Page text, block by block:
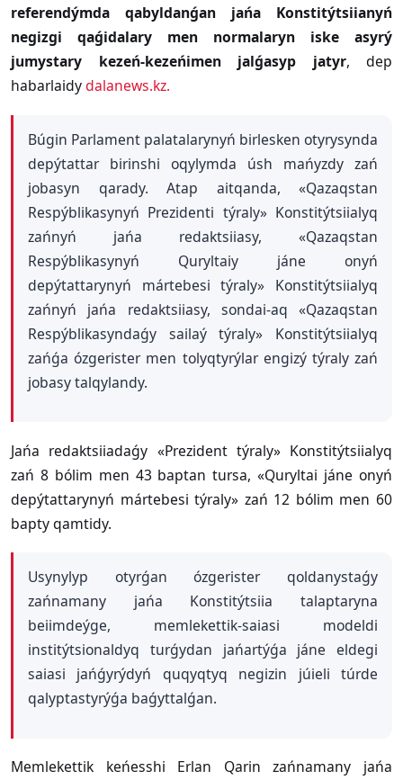
referendýmda qabyldanǵan jańa Konstitýtsiianyń
negizgi qaǵidalary men normalaryn iske asyrý
jumystary kezeń-kezeńimen jalǵasyp jatyr, dep
habarlaidydalanews.kz.
Búgin Parlament palatalarynyń birlesken otyrysynda
depýtattar birinshi oqylymda úsh mańyzdy zań
jobasyn qarady. Atap aitqanda, «Qazaqstan
Respýblikasynyń Prezidenti týraly» Konstitýtsiialyq
zańnyń jańa redaktsiiasy, «Qazaqstan
Respýblikasynyń Quryltaiy jáne onyń
depýtattarynyń mártebesi týraly» Konstitýtsiialyq
zańnyń jańa redaktsiiasy, sondai-aq «Qazaqstan
Respýblikasyndaǵy sailaý týraly» Konstitýtsiialyq
zańǵa ózgerister men tolyqtyrýlar engizý týraly zań
jobasy talqylandy.
Jańa redaktsiiadaǵy «Prezident týraly» Konstitýtsiialyq
zań 8 bólim men 43 baptan tursa, «Quryltai jáne onyń
depýtattarynyń mártebesi týraly» zań 12 bólim men 60
bapty qamtidy.
Usynylyp otyrǵan ózgerister qoldanystaǵy
zańnamany jańa Konstitýtsiia talaptaryna
beiimdeýge, memlekettik-saiasi modeldi
institýtsionaldyq turǵydan jańartýǵa jáne eldegi
saiasi jańǵyrýdyń quqyqtyq negizin júieli túrde
qalyptastyrýǵa baǵyttalǵan.
Memlekettik keńesshi Erlan Qarin zańnamany jańa